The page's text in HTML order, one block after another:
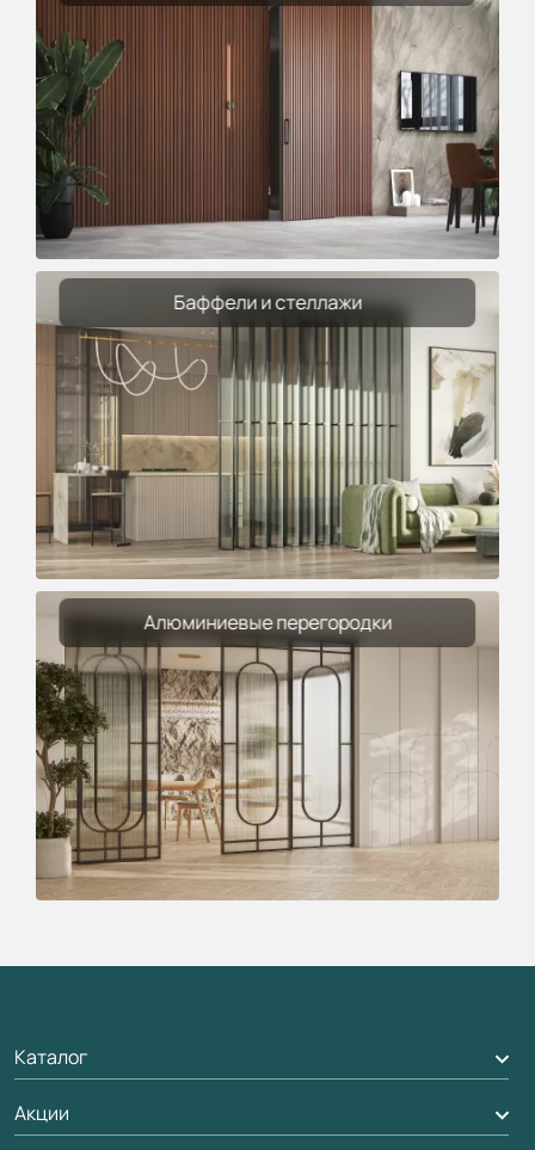
Баффели и стеллажи
Алюминиевые перегородки
Каталог
Межкомнатные двери
Акции